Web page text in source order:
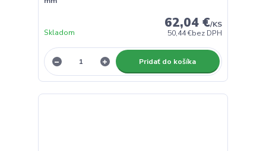
62,04 €/KS
50,44 €bez DPH
Skladom
Pridať do košíka